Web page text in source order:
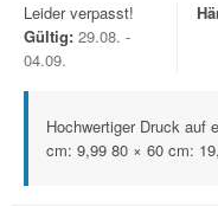
Leider verpasst!
Gültig: 29.08. -
04.09.
Hochwertiger Druck auf
cm: 9,99 80 × 60 cm: